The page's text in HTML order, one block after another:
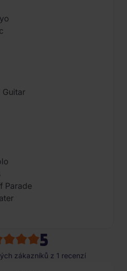
Guitar
Parade
5
zákazníků z 1 recenzí